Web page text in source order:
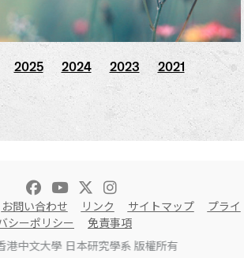
2025 2024 2023 2021
お問い合わせ リンク サイトマップ
プライ
シーポリシー
免責事項
港中文大學 日本研究學系 版權所有